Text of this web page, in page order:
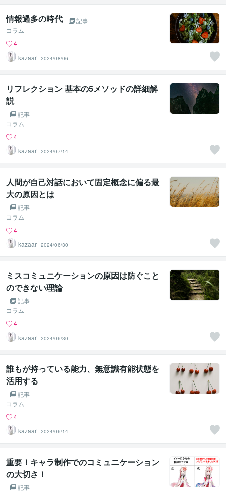
情報過多の時代
記事
コラム
4
kazaar 2024/08/06
リフレクション 基本の5メソッドの詳細解
説
記事
コラム
4
kazaar 2024/07/14
人間が自己対話において固定概念に偏る最
大の原因とは
記事
コラム
4
kazaar 2024/06/30
ミスコミュニケーションの原因は防ぐこと
のできない理論
記事
コラム
4
kazaar 2024/06/30
誰もが持っている能力、無意識有能状態を
活用する
記事
コラム
4
kazaar 2024/06/14
重要！キャラ制作でのコミュニケーション
の大切さ！
記事